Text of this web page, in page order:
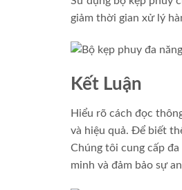
giảm thời gian xử lý
Kết Luận
Hiểu rõ cách đọc
và hiệu quả. Để biết
Chúng tôi cung cấp
minh và đảm bảo sự